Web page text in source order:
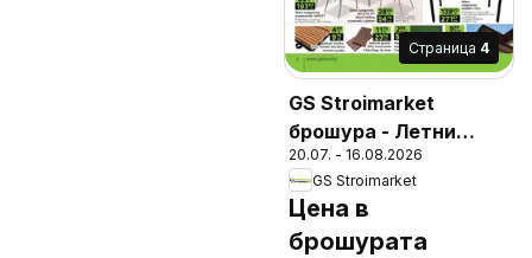
Cтраница 4
GS Stroimarket
брошура - Летни
предложения
20.07. - 16.08.2026
GS Stroimarket
Цена в
брошурата